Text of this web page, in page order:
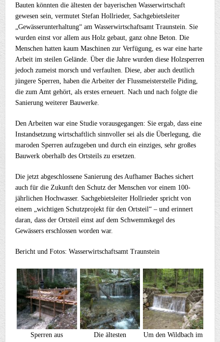
Bauten könnten die ältesten der bayerischen Wasserwirtschaft
gewesen sein, vermutet Stefan Hollrieder, Sachgebietsleiter
„Gewässerunterhaltung“ am Wasserwirtschaftsamt Traunstein. Sie
wurden einst vor allem aus Holz gebaut, ganz ohne Beton. Die
Menschen hatten kaum Maschinen zur Verfügung, es war eine harte
Arbeit im steilen Gelände. Über die Jahre wurden diese Holzsperren
jedoch zumeist morsch und verfaulten. Diese, aber auch deutlich
jüngere Sperren, haben die Arbeiter der Flussmeisterstelle Piding,
die zum Amt gehört, als erstes erneuert. Nach und nach folgte die
Sanierung weiterer Bauwerke.
Den Arbeiten war eine Studie vorausgegangen: Sie ergab, dass eine
Instandsetzung wirtschaftlich sinnvoller sei als die Überlegung, die
maroden Sperren aufzugeben und durch ein einziges, sehr großes
Bauwerk oberhalb des Ortsteils zu ersetzen.
Die jetzt abgeschlossene Sanierung des Aufhamer Baches sichert
auch für die Zukunft den Schutz der Menschen vor einem 100-
jährlichen Hochwasser. Sachgebietsleiter Hollrieder spricht von
einem „wichtigen Schutzprojekt für den Ortsteil“ – und erinnert
daran, dass der Ortsteil einst auf dem Schwemmkegel des
Gewässers erschlossen worden war.
Bericht und Fotos: Wasserwirtschaftsamt Traunstein
Sperren aus
Die ältesten
Um den Wildbach im